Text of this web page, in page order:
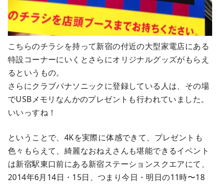
こちらのチラシを持って新宿の付近の大型家電店にある
特設コーナーにいくとさらにオリジナルグッズがもらえ
るというもの。
さらにクラブパナソニックに登録している人は、その場
でUSBメモリなんかのプレゼントも行われていました。
いいっすね！
ということで、4Kを実際に体感できて、プレゼントも
色々もらえて、綺麗なおねえさんも堪能できるイベント
は新宿駅東口前にある新宿ステーションスクエアにて、
2014年6月14日・15日、つまり今日・明日の11時〜18